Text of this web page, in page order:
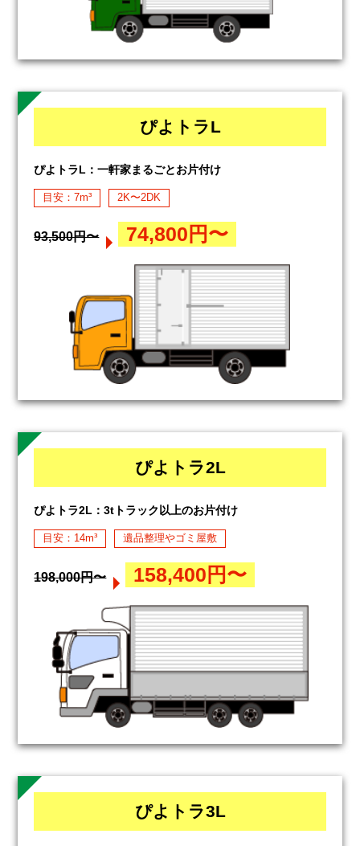
ぴよトラL
ぴよトラL：一軒家まるごとお片付け
目安：7m³ 2K〜2DK
93,500円〜 74,800円〜
ぴよトラ2L
ぴよトラ2L：3tトラック以上のお片付け
目安：14m³ 遺品整理やゴミ屋敷
198,000円〜 158,400円〜
ぴよトラ3L